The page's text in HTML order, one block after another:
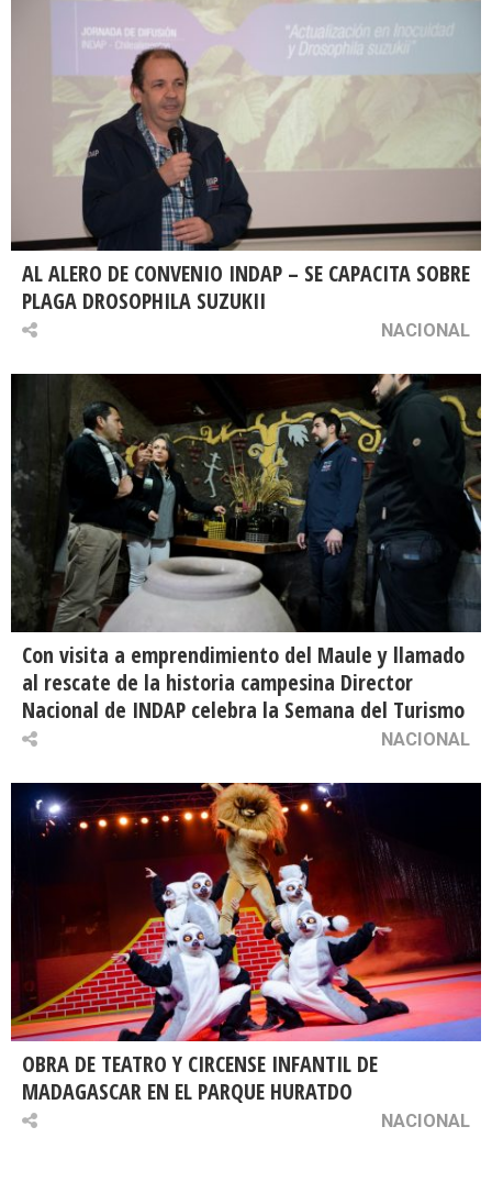
AL ALERO DE CONVENIO INDAP – SE CAPACITA SOBRE
PLAGA DROSOPHILA SUZUKII
NACIONAL
Con visita a emprendimiento del Maule y llamado
al rescate de la historia campesina Director
Nacional de INDAP celebra la Semana del Turismo
NACIONAL
OBRA DE TEATRO Y CIRCENSE INFANTIL DE
MADAGASCAR EN EL PARQUE HURATDO
NACIONAL